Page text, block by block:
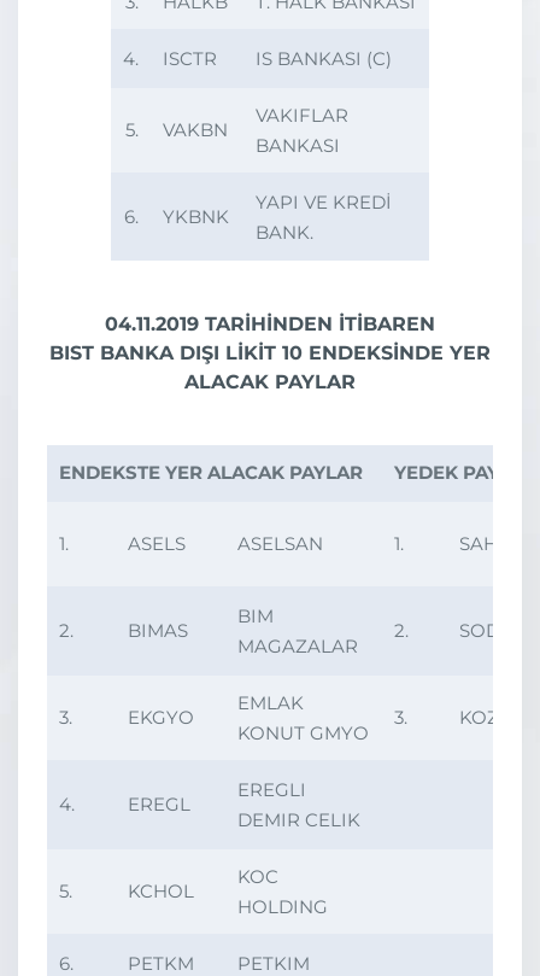
4. ISCTR IS BANKASI (C)
5. VAKBN
VAKIFLAR
BANKASI
6. YKBNK
YAPI VE KREDİ
BANK.
04.11.2019 TARİHİNDEN İTİBAREN
BIST BANKA DIŞI LİKİT 10 ENDEKSİNDE YER
ALACAK PAYLAR
ENDEKSTE YER ALACAK PAYLAR YEDEK PAYLAR
1. ASELS ASELSAN 1. SAHOL
2. BIMAS
BIM
MAGAZALAR
2. SODA
3. EKGYO
EMLAK
KONUT GMYO
3. KOZAL
4. EREGL
EREGLI
DEMIR CELIK
5. KCHOL
KOC
HOLDING
6. PETKM PETKIM